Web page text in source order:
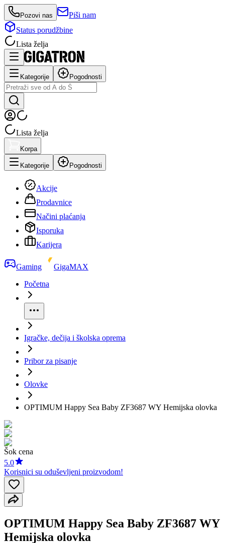
Pozovi nas
Piši nam
Status porudžbine
Lista želja
Kategorije Pogodnosti
Lista želja
Korpa
Kategorije Pogodnosti
Akcije
Prodavnice
Načini plaćanja
Isporuka
Karijera
Gaming
GigaMAX
Početna
Igračke, dečija i školska oprema
Pribor za pisanje
Olovke
OPTIMUM Happy Sea Baby ZF3687 WY Hemijska olovka
Šok cena
5.0
Korisnici su oduševljeni proizvodom!
OPTIMUM Happy Sea Baby ZF3687 WY
Hemijska olovka